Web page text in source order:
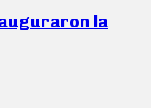
la